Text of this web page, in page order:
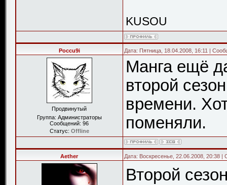
KUSOU
Poccu9i Дата: Пятница, 18.04.2008, 16:11 |
Продвинутый
Группа: Администраторы
Сообщений:96
Статус: Offline
Манга ещё
второй
времени.
поменяли.
Aether Дата: Воскресенье, 22.06.2008, 20:38
Второй